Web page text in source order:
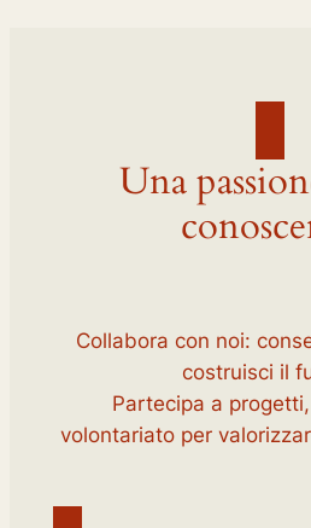
Una
Collabora con noi:
costruisci il
Partecipa a
volontariato per